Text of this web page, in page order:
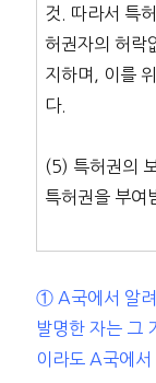
것. 따라서 특
허권자의 허락
지하며, 이를
다.
(5) 특허권의
특허권을 부여
① A국에서 알려
발명한 자는 그
이라도 A국에서